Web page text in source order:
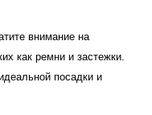
внимание на
как ремни и застежки.
посадки и